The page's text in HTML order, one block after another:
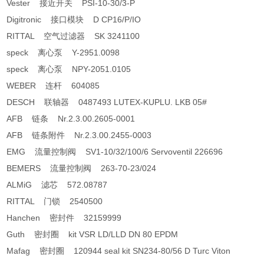
Vester 接近开关 PSI-10-30/3-P
Digitronic 接口模块 D CP16/P/IO
RITTAL 空气过滤器 SK 3241100
speck 离心泵 Y-2951.0098
speck 离心泵 NPY-2051.0105
WEBER 连杆 604085
DESCH 联轴器 0487493 LUTEX-KUPLU. LKB 05#
AFB 链条 Nr.2.3.00.2605-0001
AFB 链条附件 Nr.2.3.00.2455-0003
EMG 流量控制阀 SV1-10/32/100/6 Servoventil 226696
BEMERS 流量控制阀 263-70-23/024
ALMiG 滤芯 572.08787
RITTAL 门锁 2540500
Hanchen 密封件 32159999
Guth 密封圈 kit VSR LD/LLD DN 80 EPDM
Mafag 密封圈 120944 seal kit SN234-80/56 D Turc Viton